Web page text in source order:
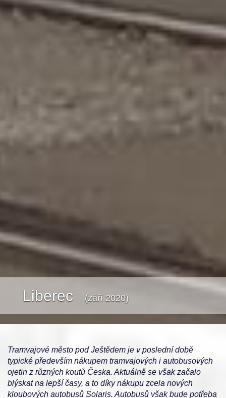
Liberec (září 2020)
Tramvajové město pod Ještědem je v poslední době
typické především nákupem tramvajových i autobusových
ojetin z různých koutů Česka. Aktuálně se však začalo
blýskat na lepší časy, a to díky nákupu zcela nových
kloubových autobusů Solaris. Autobusů však bude potřeba